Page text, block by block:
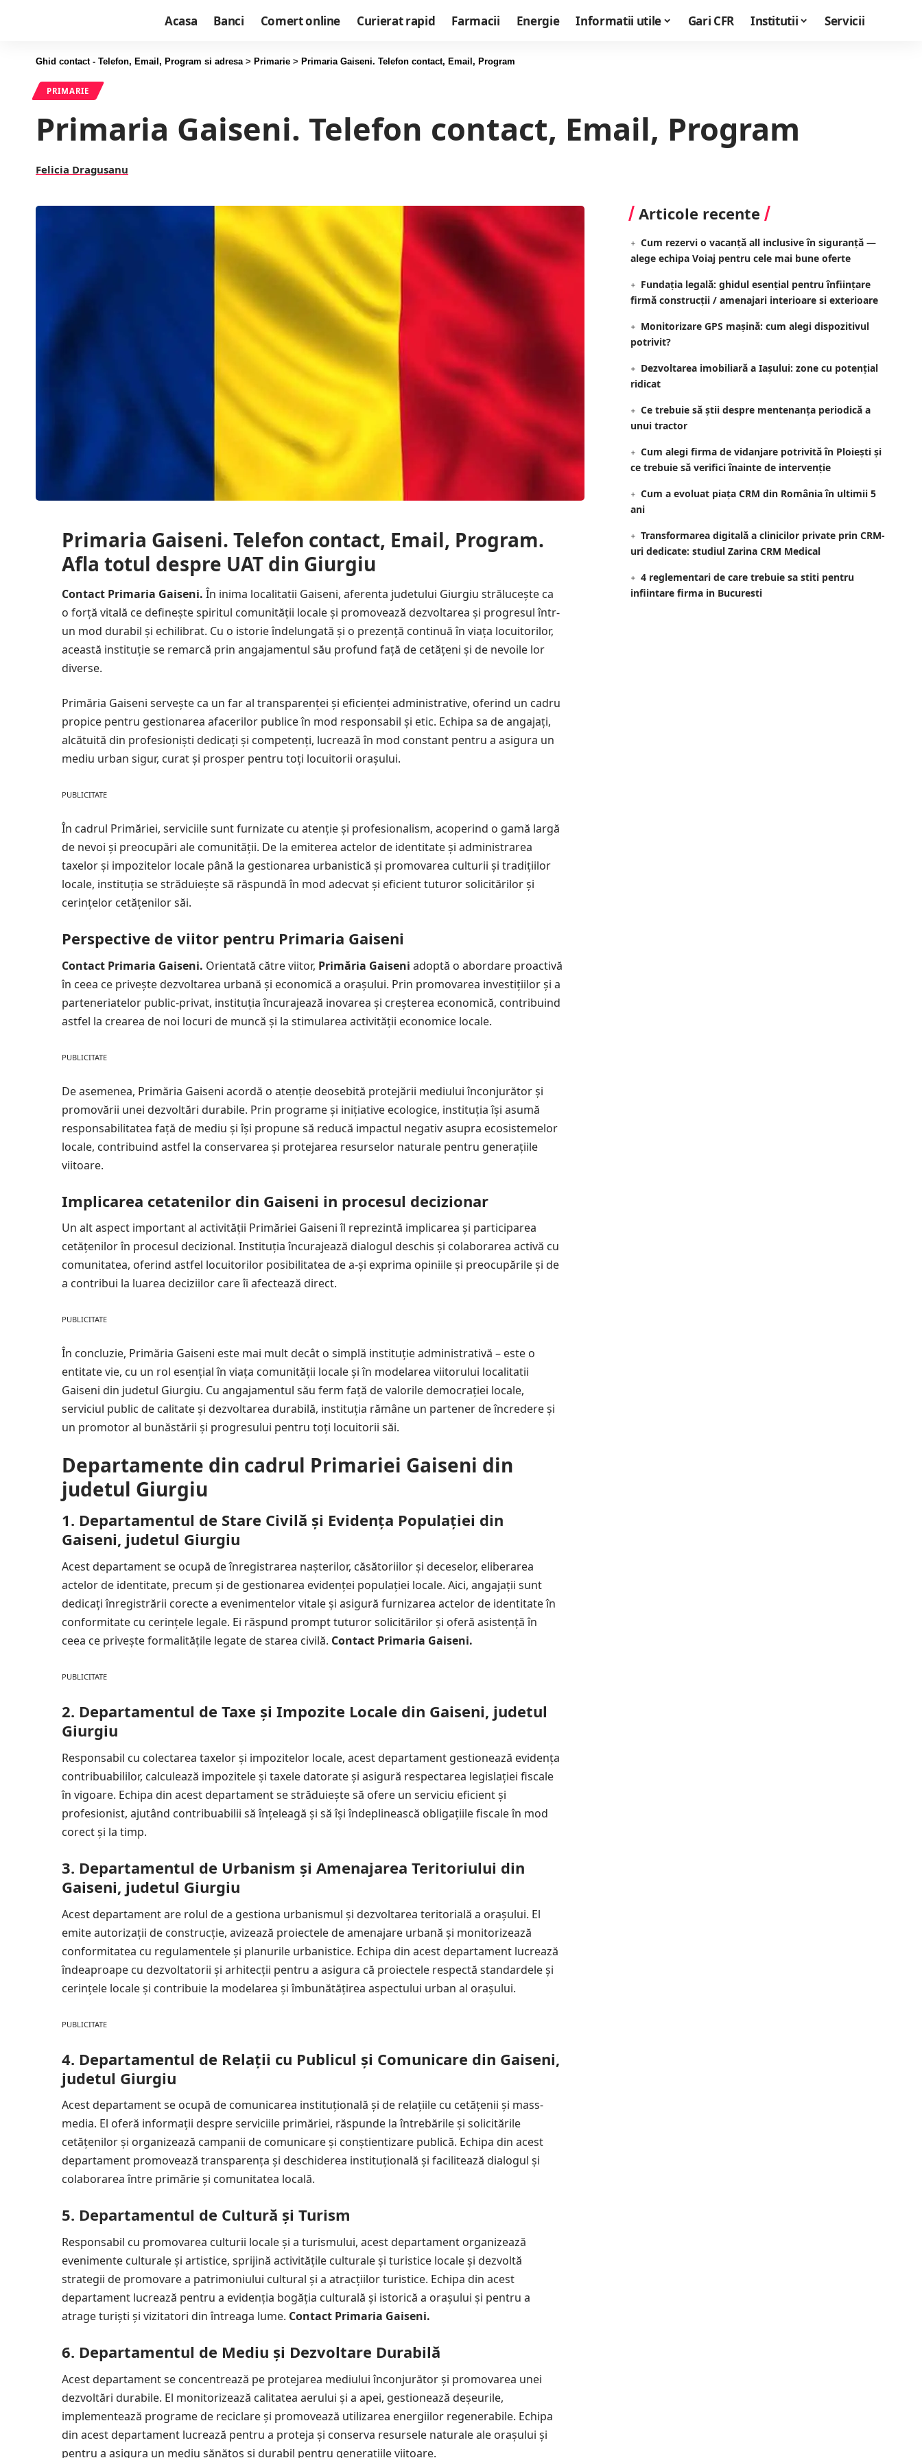
Acasa Banci Comert online Curierat rapid Farmacii Energie Informatii utile Gari CFR Institutii Servicii
Ghid contact - Telefon, Email, Program si adresa> Primarie > Primaria Gaiseni. Telefon contact, Email, Program
PRIMARIE
Primaria Gaiseni. Telefon contact, Email, Program
Felicia Dragusanu
Primaria Gaiseni. Telefon contact, Email, Program.
Afla totul despre UAT din Giurgiu
Contact Primaria Gaiseni. În inima localitatii Gaiseni, aferenta judetului Giurgiu strălucește ca
o forță vitală ce definește spiritul comunității locale și promovează dezvoltarea și progresul într-
un mod durabil și echilibrat. Cu o istorie îndelungată și o prezență continuă în viața locuitorilor,
această instituție se remarcă prin angajamentul său profund față de cetățeni și de nevoile lor
diverse.
Primăria Gaiseni servește ca un far al transparenței și eficienței administrative, oferind un cadru
propice pentru gestionarea afacerilor publice în mod responsabil și etic. Echipa sa de angajați,
alcătuită din profesioniști dedicați și competenți, lucrează în mod constant pentru a asigura un
mediu urban sigur, curat și prosper pentru toți locuitorii orașului.
PUBLICITATE
În cadrul Primăriei, serviciile sunt furnizate cu atenție și profesionalism, acoperind o gamă largă
de nevoi și preocupări ale comunității. De la emiterea actelor de identitate și administrarea
taxelor și impozitelor locale până la gestionarea urbanistică și promovarea culturii și tradițiilor
locale, instituția se străduiește să răspundă în mod adecvat și eficient tuturor solicitărilor și
cerințelor cetățenilor săi.
Perspective de viitor pentru Primaria Gaiseni
Contact Primaria Gaiseni. Orientată către viitor, Primăria Gaiseni adoptă o abordare proactivă
în ceea ce privește dezvoltarea urbană și economică a orașului. Prin promovarea investițiilor și a
parteneriatelor public-privat, instituția încurajează inovarea și creșterea economică, contribuind
astfel la crearea de noi locuri de muncă și la stimularea activității economice locale.
PUBLICITATE
De asemenea, Primăria Gaiseni acordă o atenție deosebită protejării mediului înconjurător și
promovării unei dezvoltări durabile. Prin programe și inițiative ecologice, instituția își asumă
responsabilitatea față de mediu și își propune să reducă impactul negativ asupra ecosistemelor
locale, contribuind astfel la conservarea și protejarea resurselor naturale pentru generațiile
viitoare.
Implicarea cetatenilor din Gaiseni in procesul decizionar
Un alt aspect important al activității Primăriei Gaiseni îl reprezintă implicarea și participarea
cetățenilor în procesul decizional. Instituția încurajează dialogul deschis și colaborarea activă cu
comunitatea, oferind astfel locuitorilor posibilitatea de a-și exprima opiniile și preocupările și de
a contribui la luarea deciziilor care îi afectează direct.
PUBLICITATE
În concluzie, Primăria Gaiseni este mai mult decât o simplă instituție administrativă – este o
entitate vie, cu un rol esențial în viața comunității locale și în modelarea viitorului localitatii
Gaiseni din judetul Giurgiu. Cu angajamentul său ferm față de valorile democrației locale,
serviciul public de calitate și dezvoltarea durabilă, instituția rămâne un partener de încredere și
un promotor al bunăstării și progresului pentru toți locuitorii săi.
Departamente din cadrul Primariei Gaiseni din
judetul Giurgiu
1. Departamentul de Stare Civilă și Evidența Populației din
Gaiseni, judetul Giurgiu
Acest departament se ocupă de înregistrarea nașterilor, căsătoriilor și deceselor, eliberarea
actelor de identitate, precum și de gestionarea evidenței populației locale. Aici, angajații sunt
dedicați înregistrării corecte a evenimentelor vitale și asigură furnizarea actelor de identitate în
conformitate cu cerințele legale. Ei răspund prompt tuturor solicitărilor și oferă asistență în
ceea ce privește formalitățile legate de starea civilă. Contact Primaria Gaiseni.
PUBLICITATE
2. Departamentul de Taxe și Impozite Locale din Gaiseni, judetul
Giurgiu
Responsabil cu colectarea taxelor și impozitelor locale, acest departament gestionează evidența
contribuabililor, calculează impozitele și taxele datorate și asigură respectarea legislației fiscale
în vigoare. Echipa din acest departament se străduiește să ofere un serviciu eficient și
profesionist, ajutând contribuabilii să înțeleagă și să își îndeplinească obligațiile fiscale în mod
corect și la timp.
3. Departamentul de Urbanism și Amenajarea Teritoriului din
Gaiseni, judetul Giurgiu
Acest departament are rolul de a gestiona urbanismul și dezvoltarea teritorială a orașului. El
emite autorizații de construcție, avizează proiectele de amenajare urbană și monitorizează
conformitatea cu regulamentele și planurile urbanistice. Echipa din acest departament lucrează
îndeaproape cu dezvoltatorii și arhitecții pentru a asigura că proiectele respectă standardele și
cerințele locale și contribuie la modelarea și îmbunătățirea aspectului urban al orașului.
PUBLICITATE
4. Departamentul de Relații cu Publicul și Comunicare din Gaiseni,
judetul Giurgiu
Acest departament se ocupă de comunicarea instituțională și de relațiile cu cetățenii și mass-
media. El oferă informații despre serviciile primăriei, răspunde la întrebările și solicitările
cetățenilor și organizează campanii de comunicare și conștientizare publică. Echipa din acest
departament promovează transparența și deschiderea instituțională și facilitează dialogul și
colaborarea între primărie și comunitatea locală.
5. Departamentul de Cultură și Turism
Responsabil cu promovarea culturii locale și a turismului, acest departament organizează
evenimente culturale și artistice, sprijină activitățile culturale și turistice locale și dezvoltă
strategii de promovare a patrimoniului cultural și a atracțiilor turistice. Echipa din acest
departament lucrează pentru a evidenția bogăția culturală și istorică a orașului și pentru a
atrage turiști și vizitatori din întreaga lume. Contact Primaria Gaiseni.
6. Departamentul de Mediu și Dezvoltare Durabilă
Acest departament se concentrează pe protejarea mediului înconjurător și promovarea unei
dezvoltări durabile. El monitorizează calitatea aerului și a apei, gestionează deșeurile,
implementează programe de reciclare și promovează utilizarea energiilor regenerabile. Echipa
din acest departament lucrează pentru a proteja și conserva resursele naturale ale orașului și
pentru a asigura un mediu sănătos și durabil pentru generațiile viitoare.
Articole recente
Cum rezervi o vacanță all inclusive în siguranță —
alege echipa Voiaj pentru cele mai bune oferte
Fundația legală: ghidul esențial pentru înființare
firmă construcții / amenajari interioare si exterioare
Monitorizare GPS mașină: cum alegi dispozitivul
potrivit?
Dezvoltarea imobiliară a Iașului: zone cu potențial
ridicat
Ce trebuie să știi despre mentenanța periodică a
unui tractor
Cum alegi firma de vidanjare potrivită în Ploiești și
ce trebuie să verifici înainte de intervenție
Cum a evoluat piața CRM din România în ultimii 5
ani
Transformarea digitală a clinicilor private prin CRM-
uri dedicate: studiul Zarina CRM Medical
4 reglementari de care trebuie sa stiti pentru
infiintare firma in Bucuresti